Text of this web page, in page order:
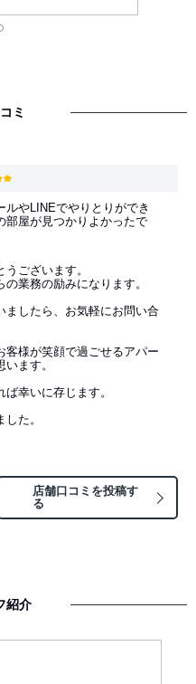
ミ
ルやLINEでやりとりができ
部屋が見つかりよかったで
ございます。
業務の励みになります。
ましたら、お気軽にお問い合
客様が笑顔で過ごせるアパー
ます。
幸いに存じます。
た。
店舗口コミを投稿す
る
紹介